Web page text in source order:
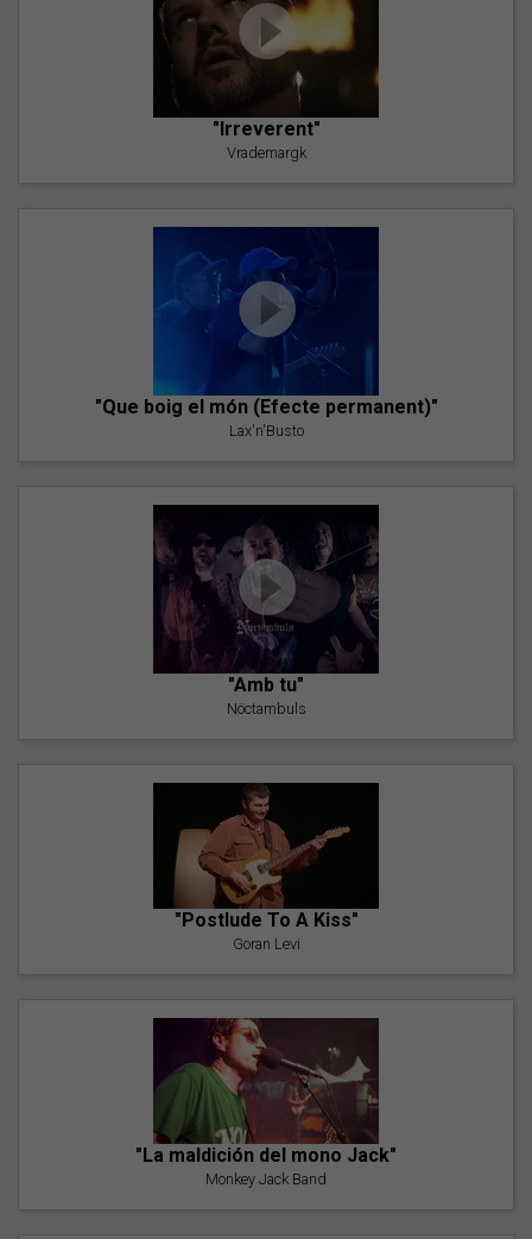
"Irreverent"
Vrademargk
"Que boig el món (Efecte permanent)"
Lax'n'Busto
"Amb tu"
Nöctambuls
"Postlude To A Kiss"
Goran Levi
"La maldición del mono Jack"
Monkey Jack Band